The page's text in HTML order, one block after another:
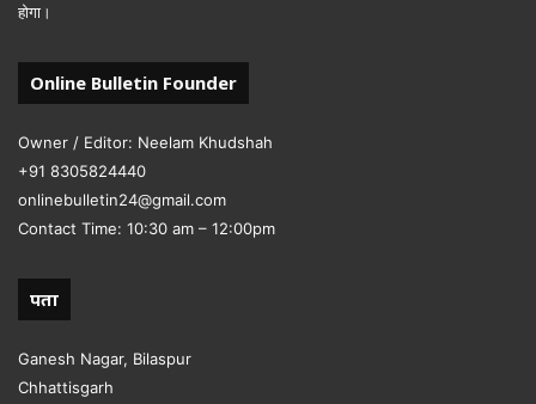
होगा।
Online Bulletin Founder
Owner / Editor: Neelam Khudshah
+91 8305824440
onlinebulletin24@gmail.com
Contact Time: 10:30 am – 12:00pm
पता
Ganesh Nagar, Bilaspur
Chhattisgarh